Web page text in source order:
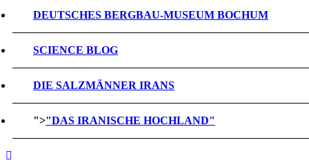
DEUTSCHES BERGBAU-MUSEUM BOCHUM
SCIENCE BLOG
DIE SALZMÄNNER IRANS
">"DAS IRANISCHE HOCHLAND"